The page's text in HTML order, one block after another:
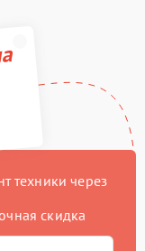
техники через
скидка